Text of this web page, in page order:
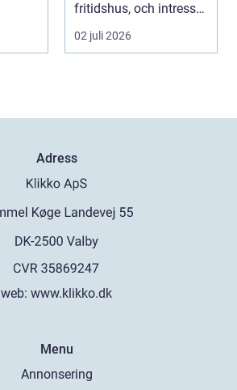
fritidshus, och intresset
ökar för va...
02 juli 2026
Adress
web: www.klikko.dk
Menu
Annonsering